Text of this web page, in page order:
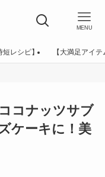
MENU
短レシピ】 【大満足アイテ
コナッツサブ
ケーキに！美